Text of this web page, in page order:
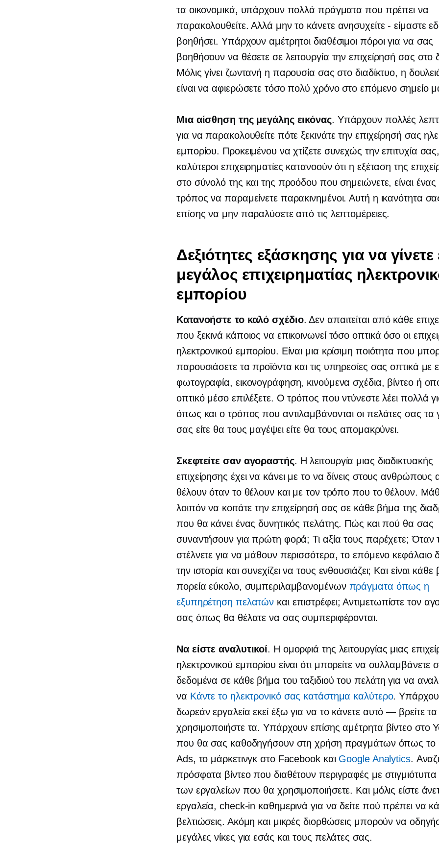
τα οικονομικά, υπάρχουν πολλά πράγματα που πρέπει να
παρακολουθείτε. Αλλά μην το κάνετε ανησυχείτε - είμαστε
βοηθήσει. Υπάρχουν αμέτρητοι διαθέσιμοι πόροι για να σας
βοηθήσουν να θέσετε σε λειτουργία την επιχείρησή σας στο
Μόλις γίνει ζωντανή η παρουσία σας στο διαδίκτυο, η
είναι να αφιερώσετε τόσο πολύ χρόνο στο επόμενο σημείο
Μια αίσθηση της μεγάλης εικόνας. Υπάρχουν πολλές
για να παρακολουθείτε πότε ξεκινάτε την επιχείρησή σας
εμπορίου. Προκειμένου να χτίζετε συνεχώς την επιτυχία
καλύτεροι επιχειρηματίες κατανοούν ότι η εξέταση της
στο σύνολό της και της προόδου που σημειώνετε, είναι
τρόπος να παραμείνετε παρακινημένοι. Αυτή η ικανότητα
επίσης να μην παραλύσετε από τις λεπτομέρειες.
Δεξιότητες εξάσκησης για να γίνετε
μεγάλος επιχειρηματίας
εμπορίου
Κατανοήστε το καλό σχέδιο. Δεν απαιτείται από κάθε
που ξεκινά κάποιος να επικοινωνεί τόσο οπτικά όσο οι
ηλεκτρονικού εμπορίου. Είναι μια κρίσιμη ποιότητα που
παρουσιάσετε τα προϊόντα και τις υπηρεσίες σας οπτικά με
φωτογραφία, εικονογράφηση, κινούμενα σχέδια, βίντεο ή
οπτικό μέσο επιλέξετε. Ο τρόπος που ντύνεστε λέει πολλά
όπως και ο τρόπος που αντιλαμβάνονται οι πελάτες σας τα
σας είτε θα τους μαγέψει είτε θα τους απομακρύνει.
Σκεφτείτε σαν αγοραστής. Η λειτουργία μιας διαδικτυακής
επιχείρησης έχει να κάνει με το να δίνεις στους ανθρώπους
θέλουν όταν το θέλουν και με τον τρόπο που το θέλουν.
λοιπόν να κοιτάτε την επιχείρησή σας σε κάθε βήμα της
που θα κάνει ένας δυνητικός πελάτης. Πώς και πού θα σας
συναντήσουν για πρώτη φορά; Τι αξία τους παρέχετε; Όταν
στέλνετε για να μάθουν περισσότερα, το επόμενο κεφάλαιο
την ιστορία και συνεχίζει να τους ενθουσιάζει; Και είναι
πορεία εύκολο, συμπεριλαμβανομένων πράγματα όπως η
εξυπηρέτηση πελατών και επιστρέφει; Αντιμετωπίστε τον
σας όπως θα θέλατε να σας συμπεριφέρονται.
Να είστε αναλυτικοί. Η ομορφιά της λειτουργίας μιας
ηλεκτρονικού εμπορίου είναι ότι μπορείτε να συλλαμβάνετε
δεδομένα σε κάθε βήμα του ταξιδιού του πελάτη για να
να Κάντε το ηλεκτρονικό σας κατάστημα καλύτερο.
δωρεάν εργαλεία εκεί έξω για να το κάνετε αυτό — βρείτε τα
χρησιμοποιήστε τα. Υπάρχουν επίσης αμέτρητα βίντεο στο
που θα σας καθοδηγήσουν στη χρήση πραγμάτων όπως το
Ads, το μάρκετινγκ στο Facebook και Google Analytics.
πρόσφατα βίντεο που διαθέτουν περιγραφές με
των εργαλείων που θα χρησιμοποιήσετε. Και μόλις είστε
εργαλεία,check-in καθημερινά για να δείτε πού πρέπει να
βελτιώσεις. Ακόμη και μικρές διορθώσεις μπορούν να
μεγάλες νίκες για εσάς και τους πελάτες σας.